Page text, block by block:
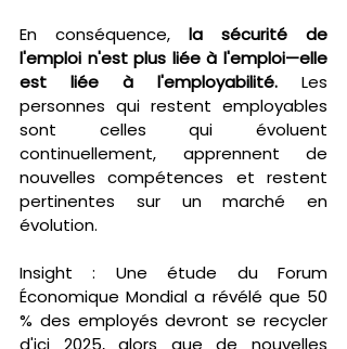
En conséquence, la sécurité de
l'emploi n'est plus liée à l'emploi—elle
est liée à l'employabilité. Les
personnes qui restent employables
sont celles qui évoluent
continuellement, apprennent de
nouvelles compétences et restent
pertinentes sur un marché en
évolution.
Insight : Une étude du Forum
Économique Mondial a révélé que 50
% des employés devront se recycler